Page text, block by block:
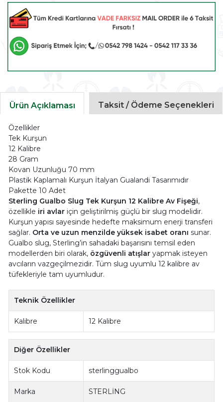
Ürün Açıklaması Taksit / Ödeme Seçenekleri
Özellikler
Tek Kurşun
12 Kalibre
28 Gram
Kovan Uzunluğu 70 mm
Plastik Kaplamalı Kurşun İtalyan Gualandi Tasarımıdır
Pakette 10 Adet
Sterling Gualbo Slug Tek Kurşun 12 Kalibre Av Fişeği,
özellikle iri avlariçin geliştirilmiş güçlü bir slug modelidir.
Kurşun yapısı sayesinde hedefte maksimum enerji transferi
sağlar. Orta ve uzun menzilde yüksek isabet oranı sunar.
Gualbo slug, Sterling’in sahadaki başarısını temsil eden
modellerden biri olarak, özgüvenli atışlaryapmak isteyen
avcıların vazgeçilmezidir. Tüm slug uyumlu 12 kalibre av
tüfekleriyle tam uyumludur.
Teknik Özellikler
Kalibre 12 Kalibre
Diğer Özellikler
Stok Kodu sterlinggualbo
Marka STERLİNG